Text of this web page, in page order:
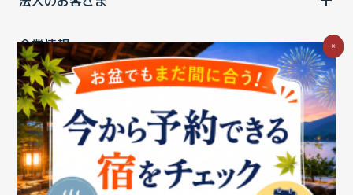
企業情報
ご利用中の方
お問い合わせ消費税の表示 ウェブアクセシビリティの取り組み
個人情報保護ポリシープライバシーポータル
Cookieポリシー
特定商取引法に基づく表記情報セキュリティ基本方針
商標についてBIGLOBEトップ
×